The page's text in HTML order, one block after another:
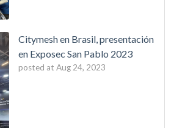
Citymesh en Brasil, presentación
en Exposec San Pablo 2023
posted at Aug 24, 2023